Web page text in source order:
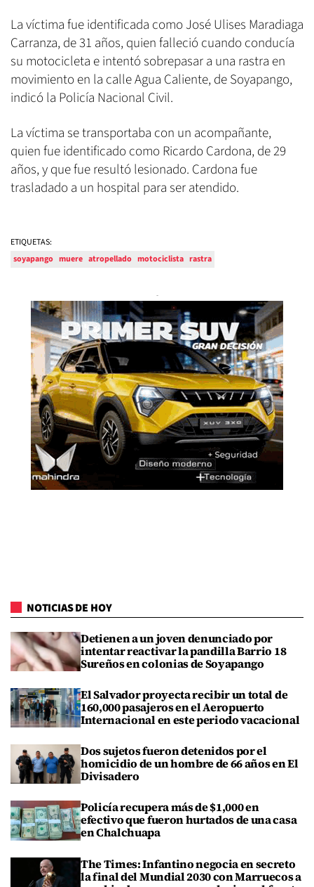
La víctima fue identificada como José Ulises Maradiaga
Carranza, de 31 años, quien falleció cuando conducía
su motocicleta e intentó sobrepasar a una rastra en
movimiento en la calle Agua Caliente, de Soyapango,
indicó la Policía Nacional Civil.
La víctima se transportaba con un acompañante,
quien fue identificado como Ricardo Cardona, de 29
años, y que fue resultó lesionado. Cardona fue
trasladado a un hospital para ser atendido.
ETIQUETAS:
soyapango muere atropellado motociclista rastra
NOTICIAS DE HOY
Detienen a un joven denunciado por
intentar reactivar la pandilla Barrio 18
Sureños en colonias de Soyapango
El Salvador proyecta recibir un total de
160,000 pasajeros en el Aeropuerto
Internacional en este periodo vacacional
Dos sujetos fueron detenidos por el
homicidio de un hombre de 66 años en El
Divisadero
Policía recupera más de $1,000 en
efectivo que fueron hurtados de una casa
en Chalchuapa
The Times: Infantino negocia en secreto
la final del Mundial 2030 con Marruecos a